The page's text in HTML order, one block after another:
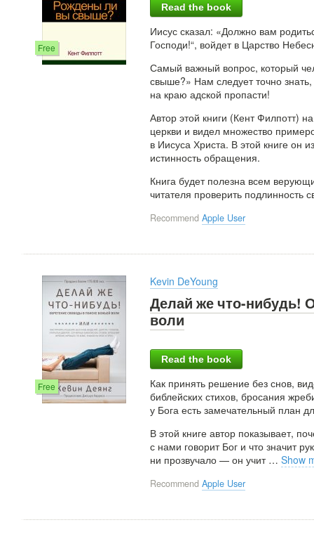
Free
Read the book
Иисус сказал: «Должно вам
Господи!“, войдет в Царство
Самый важный вопрос, который
свыше?» Нам следует точно
на краю адской пропасти!
Автор этой книги (Кент Филпотт)
церкви и видел множество
в Иисуса Христа. В этой книге он
истинность обращения.
Книга будет полезна всем
читателя проверить подлинность
Recommend Apple User
Free
Kevin DeYoung
Делай же что-нибудь!
воли
Read the book
Как принять решение без снов,
библейских стихов, бросания
у Бога есть замечательный план
В этой книге автор показывает,
с нами говорит Бог и что значит
ни прозвучало — он учит… Show
Recommend Apple User